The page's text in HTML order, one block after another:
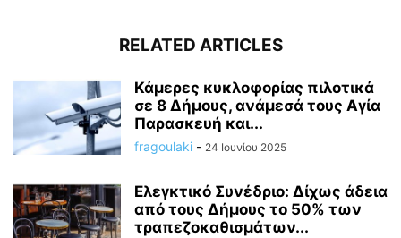
RELATED ARTICLES
Κάμερες κυκλοφορίας πιλοτικά
σε 8 Δήμους, ανάμεσά τους Αγία
Παρασκευή και...
fragoulaki - 24 Ιουνίου 2025
Ελεγκτικό Συνέδριο: Δίχως άδεια
από τους Δήμους το 50% των
τραπεζοκαθισμάτων...